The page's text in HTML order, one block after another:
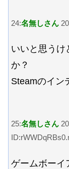
24:名無しさん
いいと思うけ
か？
Steamのイン
25:名無しさん
ゲームボーイ